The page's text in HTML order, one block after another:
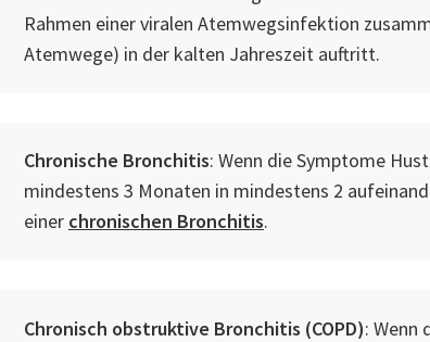
Rahmen einer viralen Atemwegsinfektion
Atemwege) in der kalten Jahreszeit auftritt.
Chronische Bronchitis: Wenn die Symptome
mindestens 3 Monaten in mindestens 2
einer chronischen Bronchitis.
Chronisch obstruktive Bronchitis (COPD): Wenn